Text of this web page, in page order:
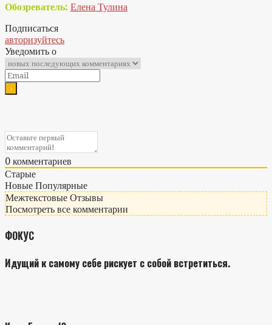
Обозреватель: Елена Тулина
Подписаться
авторизуйтесь
Уведомить о
0 комментариев
Старые
Новые Популярные
Межтекстовые Отзывы
Посмотреть все комментарии
ФОКУС
Идущий к самому себе рискует с собой встретиться.